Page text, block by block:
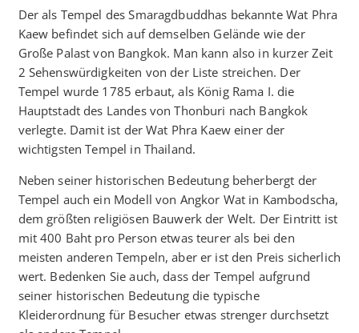
Der als Tempel des Smaragdbuddhas bekannte Wat Phra
Kaew befindet sich auf demselben Gelände wie der
Große Palast von Bangkok. Man kann also in kurzer Zeit
2 Sehenswürdigkeiten von der Liste streichen. Der
Tempel wurde 1785 erbaut, als König Rama I. die
Hauptstadt des Landes von Thonburi nach Bangkok
verlegte. Damit ist der Wat Phra Kaew einer der
wichtigsten Tempel in Thailand.
Neben seiner historischen Bedeutung beherbergt der
Tempel auch ein Modell von Angkor Wat in Kambodscha,
dem größten religiösen Bauwerk der Welt. Der Eintritt ist
mit 400 Baht pro Person etwas teurer als bei den
meisten anderen Tempeln, aber er ist den Preis sicherlich
wert. Bedenken Sie auch, dass der Tempel aufgrund
seiner historischen Bedeutung die typische
Kleiderordnung für Besucher etwas strenger durchsetzt